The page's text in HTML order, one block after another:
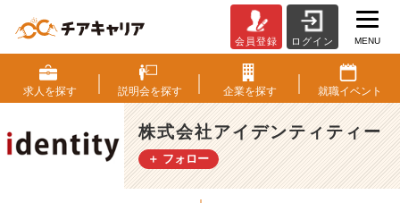
活
中
に、
自
分
を
会員登録 ログイン MENU
求人を探す 説明会を探す 企業を探す 就職イベント
株式会社アイデンティティー
＋ フォロー